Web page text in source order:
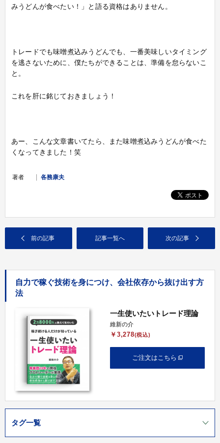
みうどんが食べたい！」と語る資格はありません。
トレードでも味噌煮込みうどんでも、一番美味しいタイミング
を逃さないために、僕たちができることは、準備を怠らないこ
と。
これを肝に銘じておきましょう！
あー、こんな文章書いてたら、また味噌煮込みうどんが食べた
くなってきました！笑
著者 各務康夫
前の記事 記事一覧へ 次の記事
自力で稼ぐ技術を身につけ、会社依存から抜け出す方
法
一生使いたいトレード理論
維新の介
￥3,278(税込)
ご注文はこちら
タグ一覧